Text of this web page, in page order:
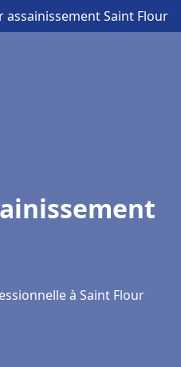
assainissement Saint Flour
à Saint Flour